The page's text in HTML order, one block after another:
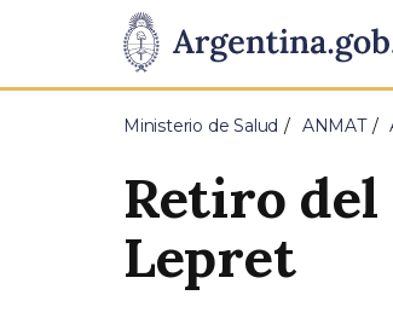
Presidencia
de
Pasar al contenido principal
Ministerio de Salud ANMAT
Retiro del
Lepret